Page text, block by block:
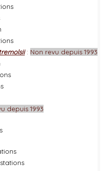
tremolsii: Non revu depuis 1993
depuis 1993